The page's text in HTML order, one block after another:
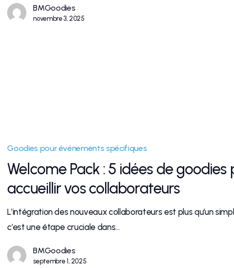
BMGoodies
novembre 3, 2025
Goodies pour événements spécifiques
Welcome Pack : 5 idées de goodies
accueillir vos collaborateurs
L’intégration des nouveaux collaborateurs est plus qu’un
c’est une étape cruciale dans…
BMGoodies
septembre 1, 2025